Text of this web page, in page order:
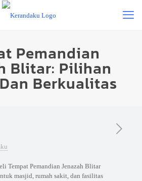
Pemandian
Blitar: Pilihan
Berkualitas
Tempat Pemandian Jenazah Blitar
masjid, rumah sakit, dan fasilitas